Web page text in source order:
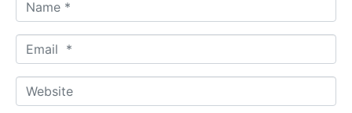
a
m
*
m
aW
e